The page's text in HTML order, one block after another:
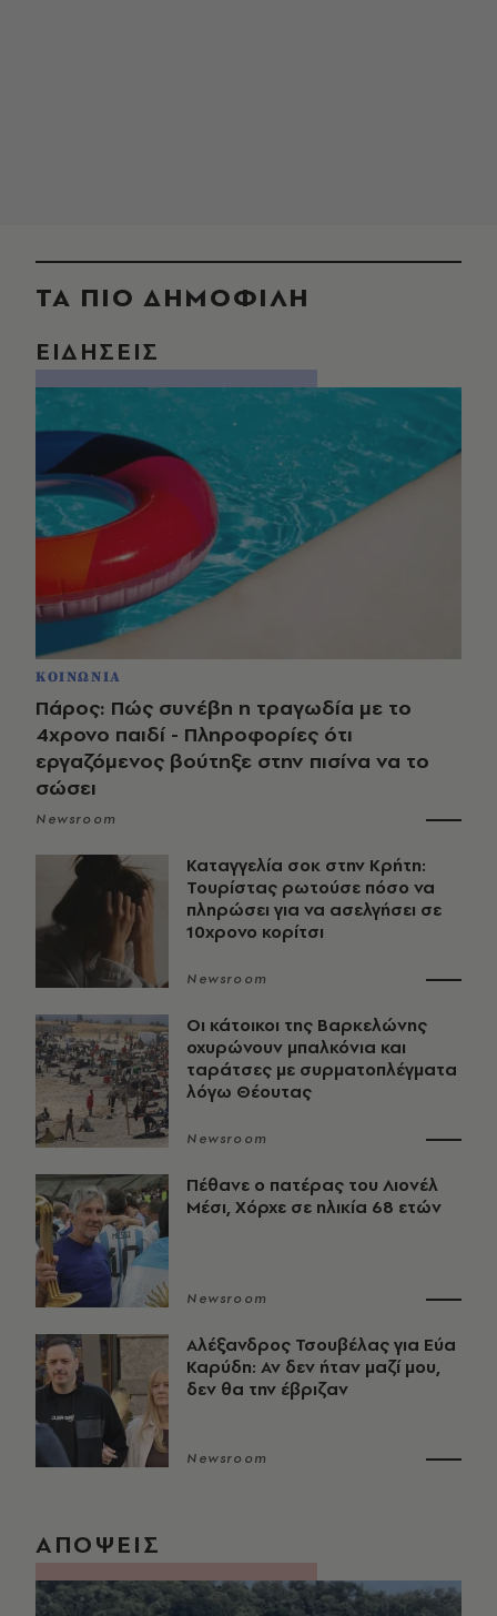
ΤΑ ΠΙΟ ΔΗΜΟΦΙΛΗ
ΕΙΔΗΣΕΙΣ
ΚΟΙΝΩΝΙΑ
Πάρος: Πώς συνέβη η τραγωδία με το
4χρονο παιδί - Πληροφορίες ότι
εργαζόμενος βούτηξε στην πισίνα να το
σώσει
Newsroom
Καταγγελία σοκ στην Κρήτη:
Τουρίστας ρωτούσε πόσο να
πληρώσει για να ασελγήσει σε
10χρονο κορίτσι
Newsroom
Οι κάτοικοι της Βαρκελώνης
οχυρώνουν μπαλκόνια και
ταράτσες με συρματοπλέγματα
λόγω Θέουτας
Newsroom
Πέθανε ο πατέρας του Λιονέλ
Μέσι, Χόρχε σε ηλικία 68 ετών
Newsroom
Αλέξανδρος Τσουβέλας για Εύα
Καρύδη: Αν δεν ήταν μαζί μου,
δεν θα την έβριζαν
Newsroom
ΑΠΟΨΕΙΣ